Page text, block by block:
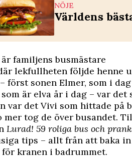
NÖJE
Världens
familjens busmästare
lekfullheten följde henne
först sonen Elmer, som i
är elva år i dag – var
var det Vivi som hittade på
mer tog de över busandet.
Lurad! 59 roliga bus och
tips – allt från att baka
kranen i badrummet.